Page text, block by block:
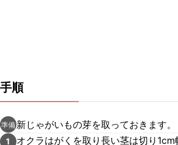
手順
準備 新じゃがいもの芽を取っておきます。
1
オクラはがくを取り長い茎は切り1cm